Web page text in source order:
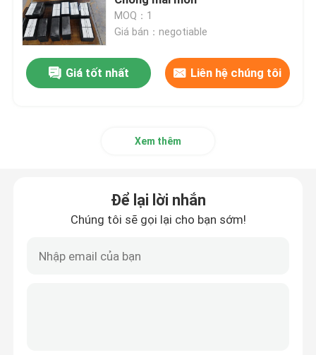
ròng rọc gốm tụt hậu
Độ trễ ròng rọc băng tải
Thanh tác động băng tải
giường tác động băng tải
MOQ：1
Giá bán：negotiable
Giá tốt nhất Liên hệ chúng tôi
Xem thêm
Để lại lời nhắn
Chúng tôi sẽ gọi lại cho bạn sớm!